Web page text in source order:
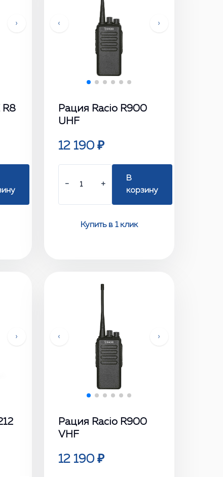
›
R8
‹ ›
Рация Racio R900
UHF
12 190 ₽
− +
В
корзину
Купить в 1 клик
› ‹ ›
Рация Racio R900
VHF
12 190 ₽